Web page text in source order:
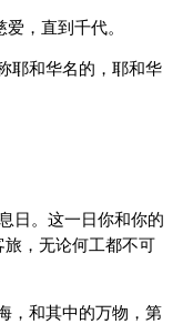
，直到千代。
耶和华名的，耶和华
日。这一日你和你的
，无论何工都不可
，和其中的万物，第